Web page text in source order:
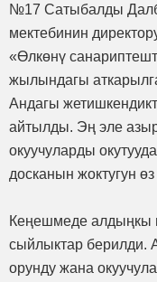
№17 Сатыбалды
мектебинин
«Өлкөнү
жылындагы
Андагы
айтылды. Эң эле
окуучуларды
досканын жоктугун
Кеңешмеде алдыңкы
сыйлыктар берилди.
орунду жана